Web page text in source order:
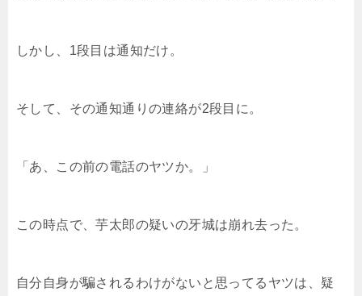
しかし、1段目は通知だけ。
そして、その通知通りの連絡が2段目に。
「あ、この前の電話のヤツか。」
この時点で、芋太郎の疑いの牙城は崩れ去った。
自分自身が騙されるわけがないと思ってるヤツは、疑